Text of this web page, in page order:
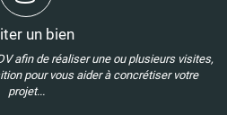
un bien
afin de réaliser une ou plusieurs visites,
pour vous aider à concrétiser votre
projet...